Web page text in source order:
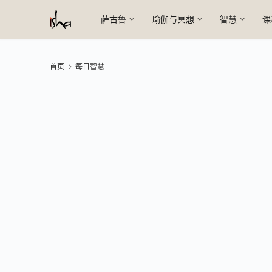
萨古鲁 瑜伽与冥想 智慧
首页 每日智慧